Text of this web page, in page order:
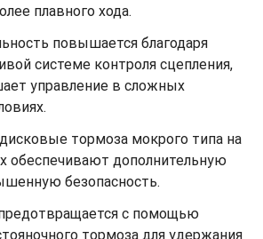
плавного хода.
повышается благодаря
системе контроля сцепления,
управление в сложных
тормоза мокрого типа на
обеспечивают дополнительную
безопасность.
с помощью
тормоза для удержания